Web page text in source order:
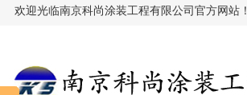
欢迎光临南京科尚涂装工程有限公司官方网站！